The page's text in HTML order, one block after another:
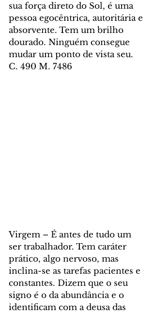
sua força direto do Sol, é uma
pessoa egocêntrica, autoritária e
absorvente. Tem um brilho
dourado. Ninguém consegue
mudar um ponto de vista seu.
C. 490 M. 7486
Virgem – É antes de tudo um
ser trabalhador. Tem caráter
prático, algo nervoso, mas
inclina-se as tarefas pacientes e
constantes. Dizem que o seu
signo é o da abundância e o
identificam com a deusa das